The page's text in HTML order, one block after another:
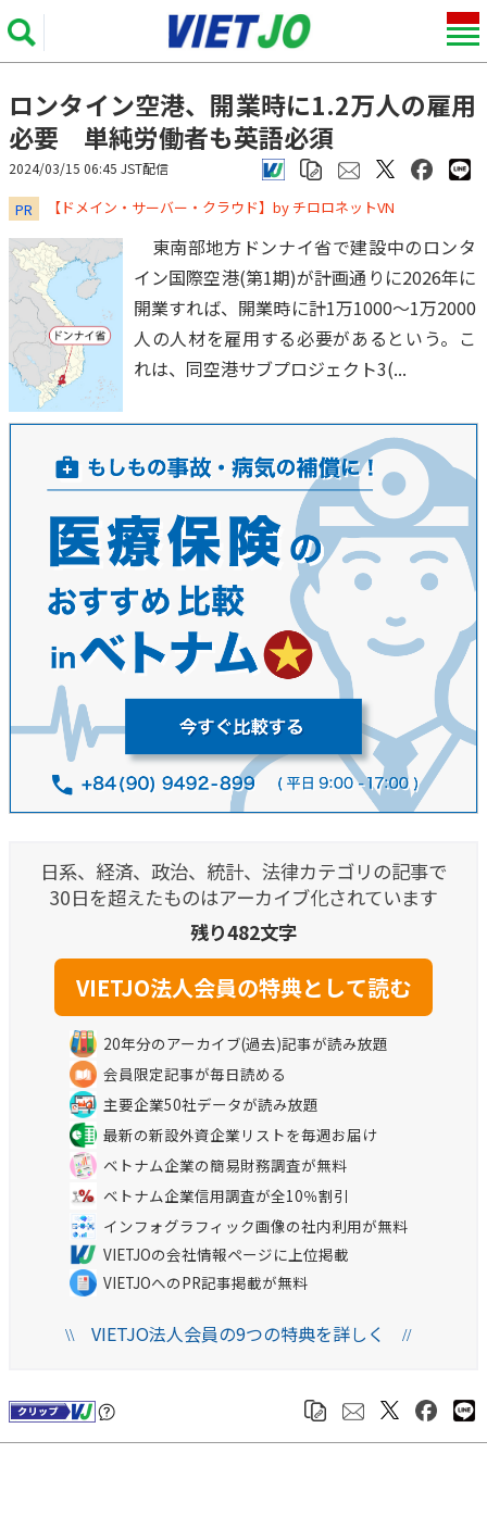
ロンタイン空港、開業時に1.2万人の雇用
必要 単純労働者も英語必須
2024/03/15 06:45 JST配信
PR ​​​​​​​【ドメイン・サーバー・クラウド】by チロロネットVN
東南部地方ドンナイ省で建設中のロンタ
イン国際空港(第1期)が計画通りに2026年に
開業すれば、開業時に計1万1000～1万2000
人の人材を雇用する必要があるという。こ
れは、同空港サブプロジェクト3(...
日系、経済、政治、統計、法律カテゴリの記事で
30日を超えたものはアーカイブ化されています
残り482文字
20年分のアーカイブ(過去)記事が読み放題
会員限定記事が毎日読める
主要企業50社データが読み放題
最新の新設外資企業リストを毎週お届け
ベトナム企業の簡易財務調査が無料
ベトナム企業信用調査が全10％割引
インフォグラフィック画像の社内利用が無料
VIETJOの会社情報ページに上位掲載
VIETJOへのPR記事掲載が無料
\\VIETJO法人会員の9つの特典を詳しく //